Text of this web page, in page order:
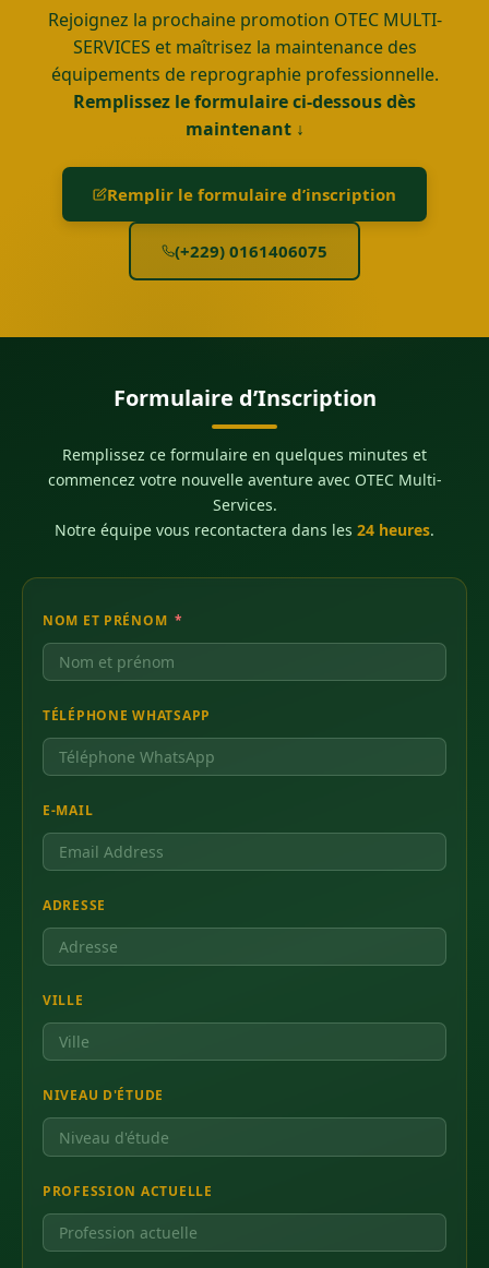
Rejoignez la prochaine promotion OTEC MULTI-
SERVICES et maîtrisez la maintenance des
équipements de reprographie professionnelle.
Remplissez le formulaire ci-dessous dès
maintenant ↓
Remplir le formulaire d’inscription
(+229) 0161406075
Formulaire d’Inscription
Remplissez ce formulaire en quelques minutes et
commencez votre nouvelle aventure avec OTEC Multi-
Services.
Notre équipe vous recontactera dans les 24 heures.
NOM ET PRÉNOM
TÉLÉPHONE WHATSAPP
E-MAIL
ADRESSE
VILLE
NIVEAU D'ÉTUDE
PROFESSION ACTUELLE